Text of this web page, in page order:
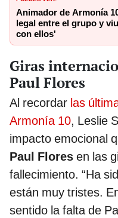
Animador de Armonía
legal entre el grupo y
con ellos'
Giras
Paul Flores
Al recordar las
Armonía 10, Leslie
impacto emocional
Paul Flores en las
fallecimiento. “Ha
están muy tristes.
sentido la falta de